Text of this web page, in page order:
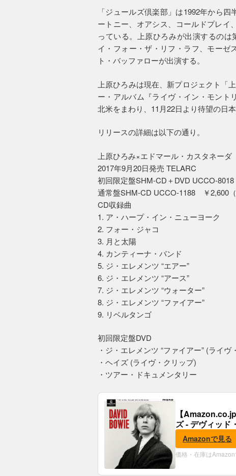
「ジュールズ倶楽部」は1992年から
ートニー、オアシス、コールドプレイ
っている。上原ひろみが出演するの
イ・フォー・ザ・リフ・ラフ、モーゼ
ト・バッファローが出演する。
上原ひろみは現在、新プロジェクト「
ー・アルバム『ライヴ・イン・モント
北米をまわり、11月22日より待望の日
リリースの詳細は以下の通り。
上原ひろみ×エドマール・カスタネーダ
2017年9月20日発売 TELARC
初回限定盤SHM-CD＋DVD UCCO-
通常盤SHM-CD UCCO-1188 ￥2,600（
CD収録曲
1. ア・ハープ・イン・ニューヨーク
2. フォー・ジャコ
3. 月と太陽
4. カンティーナ・バンド
5. ジ・エレメンツ “エアー”
6. ジ・エレメンツ “アース”
7. ジ・エレメンツ “ウォーター”
8. ジ・エレメンツ “ファイアー”
9. リベルタンゴ
初回限定盤DVD
・ジ・エレメンツ “ファイアー” (ライヴ
・ヘイズ (ライヴ・クリップ)
・ツアー・ドキュメンタリー
【
ズ - デヴィッド
Amazonで見る
価格・在庫は